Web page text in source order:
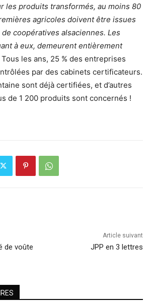
les produits transformés, au moins 80
agricoles doivent être issues
de coopératives alsaciennes. Les
à eux, demeurent entièrement
Tous les ans, 25 % des entreprises
par des cabinets certificateurs.
sont déjà certifiées, et d’autres
de 1 200 produits sont concernés !
de voûte
Article suivant
JPP en 3 lettres